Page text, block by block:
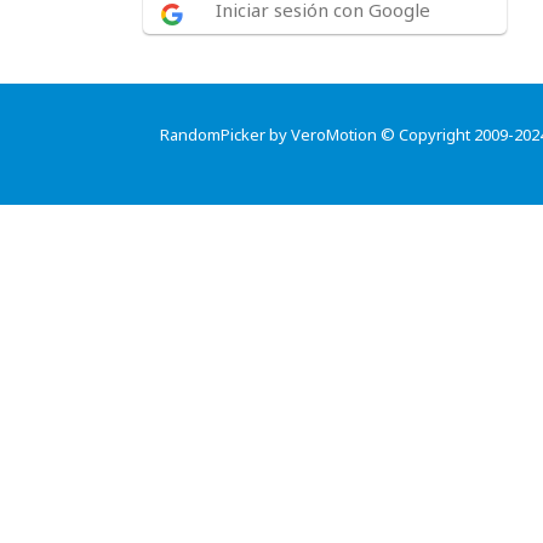
Iniciar sesión con Google
RandomPicker by VeroMotion © Copyright 2009-